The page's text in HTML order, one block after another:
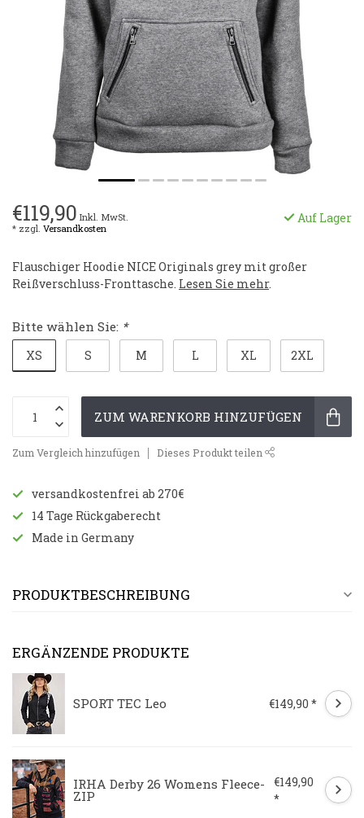
€119,90 Inkl. MwSt.
* zzgl. Versandkosten
Auf Lager
Flauschiger Hoodie NICE Originals grey mit großer
Reißverschluss-Fronttasche. Lesen Sie mehr.
Bitte wählen Sie: *
XS S M L XL 2XL
ZUM WARENKORB HINZUFÜGEN
Zum Vergleich hinzufügen Dieses Produkt teilen
versandkostenfrei ab 270€
14 Tage Rückgaberecht
Made in Germany
PRODUKTBESCHREIBUNG
ERGÄNZENDE PRODUKTE
SPORT TEC Leo €149,90 *
IRHA Derby 26 Womens Fleece-
ZIP
€149,90
*